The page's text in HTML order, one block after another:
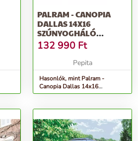
PALRAM - CANOPIA
DALLAS 14X16
SZÚNYOGHÁLÓ
FÜGGÖNY
132 990 Ft
Pepita
Hasonlók, mint Palram -
Canopia Dallas 14x16
szúnyogháló függöny